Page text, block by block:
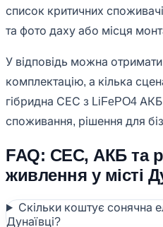
список критичних
та фото даху або місця
У відповідь можна
комплектацію, а кілька
гібридна СЕС з LiFePO4
споживання, рішення для
FAQ: СЕС, АКБ та
живлення у місті
Скільки коштує сонячна
Дунаївці?